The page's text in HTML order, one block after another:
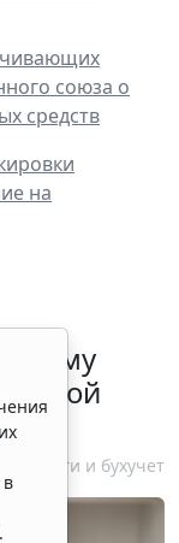
союза о
средств
на
Налоги и бухучет
.